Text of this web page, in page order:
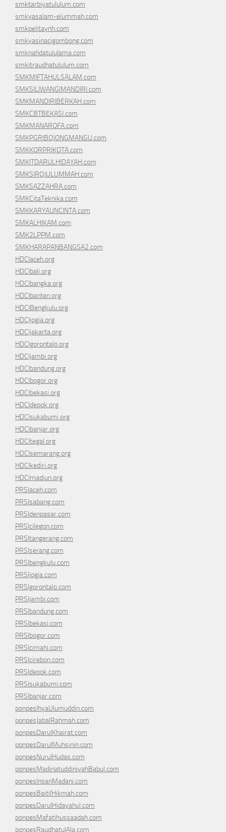
smktarbiyatululum.com
smkyasalam-elummah.com
smkpelitaynh.com
smkyasinacigombong.com
smknahdatululama.com
smkitraudhatululum.com
SMKMIFTAHULSALAM.com
SMKSILIWANGIMANDIRI.com
SMKMANDIRIBERKAH.com
SMKCBTBEKASI.com
SMKMANAROFA.com
SMKPGRIBOJONGMANGU.com
SMKKORPRIKOTA.com
SMKITDARULHIDAYAH.com
SMKSIROJULUMMAH.com
SMKSAZZAHRA.com
SMKCitaTeknika.com
SMKKARYAUNCINTA.com
SMKALHIKAM.com
SMK2LPPM.com
SMKHARAPANBANGSA2.com
HDCIaceh.org
HDCIbali.org
HDCIbangka.org
HDCIbanten.org
HDCIBengkulu.org
HDCIjogja.org
HDCIjakarta.org
HDCIgorontalo.org
HDCIjambi.org
HDCIbandung.org
HDCIbogor.org
HDCIbekasi.org
HDCIdepok.org
HDCIsukabumi.org
HDCIbanjar.org
HDCItegal.org
HDCIsemarang.org
HDCIkediri.org
HDCImadiun.org
PRSIaceh.com
PRSIsabang.com
PRSIdenpasar.com
PRSIcilegon.com
PRSItangerang.com
PRSIserang.com
PRSIbengkulu.com
PRSIjogja.com
PRSIgorontalo.com
PRSIjambi.com
PRSIbandung.com
PRSIbekasi.com
PRSIbogor.com
PRSIcimahi.com
PRSIcirebon.com
PRSIdepok.com
PRSIsukabumi.com
PRSIbanjar.com
ponpesIhyaUlumuddin.com
ponpesJabalRahmah.com
ponpesDarulKhairat.com
ponpesDarulMuhsinin.com
ponpesNurulHudas.com
ponpesMadinatuddiniyahBabul.com
ponpesInsanMadani.com
ponpesBaitilHikmah.com
ponpesDarulHidayahul.com
ponpesMafatihussaadah.com
ponpesRaudhatulAla.com